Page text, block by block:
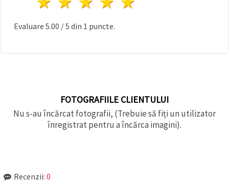
Evaluare 5.00 /5 din 1 puncte.
FOTOGRAFIILE CLIENTULUI
Nu s-au încărcat fotografii, (Trebuie să fiți un utilizator
înregistrat pentru a încărca imagini).
Recenzii: 0